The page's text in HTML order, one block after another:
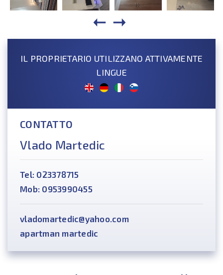
IL PROPRIETARIO UTILIZZANO ATTIVAMENTE
LINGUE
CONTATTO
Vlado Martedic
Tel: 023378715
Mob: 0953990455
vladomartedic@yahoo.com
apartman martedic